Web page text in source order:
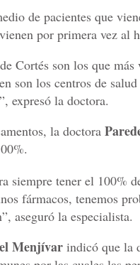
de pacientes que
por primera vez al
Cortés son los que
son los centros de salud
expresó la doctora.
la doctora
siempre tener el 100%
fármacos, tenemos
aseguró la especialista.
Menjívar indicó que la